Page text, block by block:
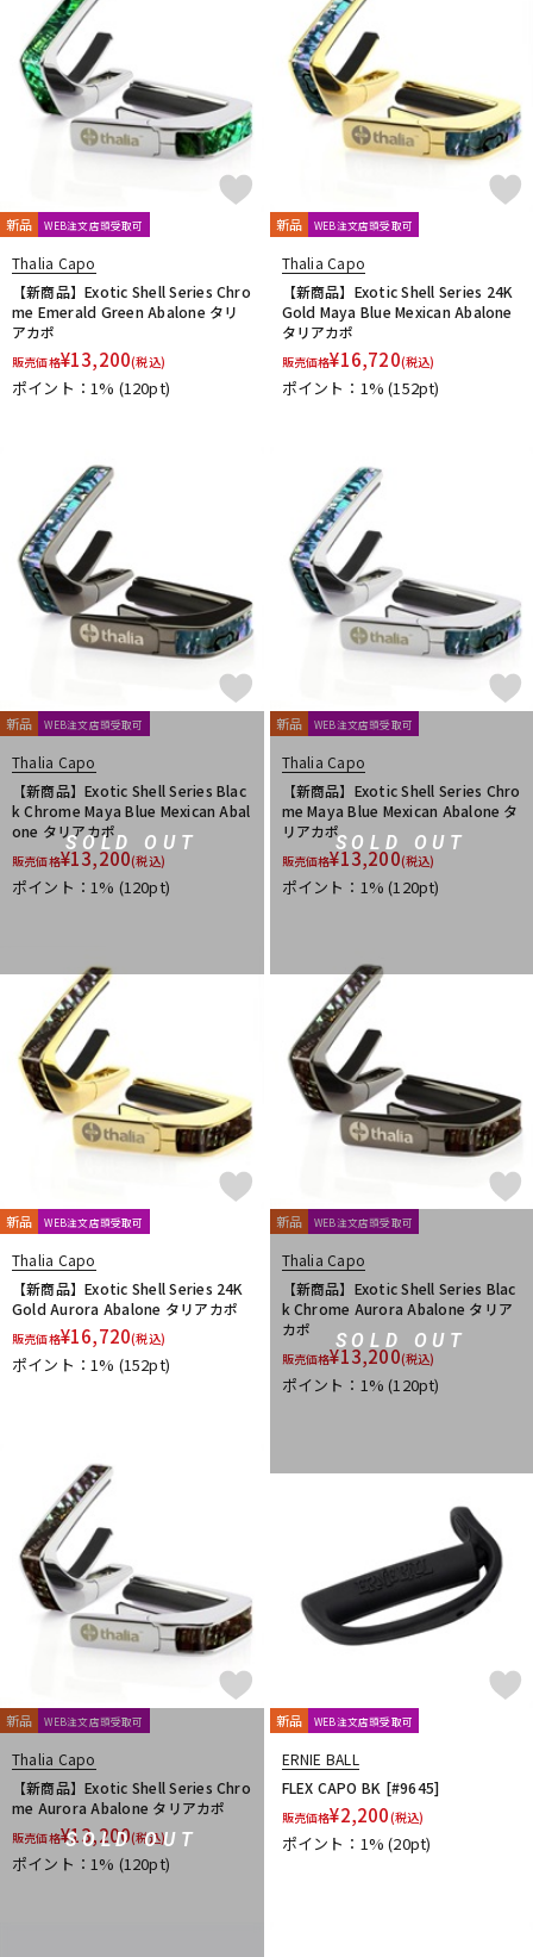
新品 WEB注文店頭受取可
Thalia Capo
【新商品】Exotic Shell Series Chro
me Emerald Green Abalone タリ
アカポ
販売価格¥13,200(税込)
ポイント：1% (120pt)
新品 WEB注文店頭受取可
Thalia Capo
【新商品】Exotic Shell Series 24K
Gold Maya Blue Mexican Abalone
タリアカポ
販売価格¥16,720(税込)
ポイント：1%(152pt)
SOLD OUT
新品 WEB注文店頭受取可
Thalia Capo
【新商品】Exotic Shell Series Blac
k Chrome Maya Blue Mexican Abal
one タリアカポ
販売価格¥13,200(税込)
ポイント：1% (120pt)
SOLD OUT
新品 WEB注文店頭受取可
Thalia Capo
【新商品】Exotic Shell Series Chro
me Maya Blue Mexican Abalone タ
リアカポ
販売価格¥13,200(税込)
ポイント：1%(120pt)
新品 WEB注文店頭受取可
Thalia Capo
【新商品】Exotic Shell Series 24K
Gold Aurora Abalone タリアカポ
販売価格¥16,720(税込)
ポイント：1% (152pt)
SOLD OUT
新品 WEB注文店頭受取可
Thalia Capo
【新商品】Exotic Shell Series Blac
k Chrome Aurora Abalone タリア
カポ
販売価格¥13,200(税込)
ポイント：1%(120pt)
SOLD OUT
新品 WEB注文店頭受取可
Thalia Capo
【新商品】Exotic Shell Series Chro
me Aurora Abalone タリアカポ
販売価格¥13,200(税込)
ポイント：1% (120pt)
新品 WEB注文店頭受取可
ERNIE BALL
FLEX CAPO BK [#9645]
販売価格¥2,200(税込)
ポイント：1%(20pt)